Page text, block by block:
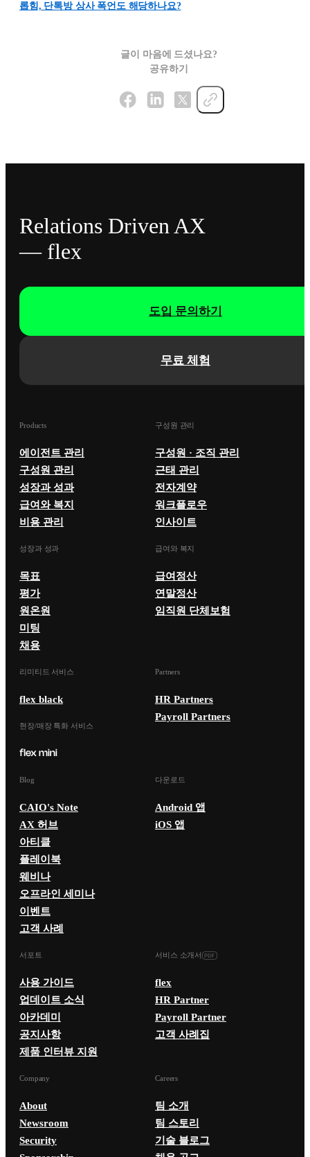
롭힘, 단톡방 상사 폭언도 해당하나요?
글이 마음에 드셨나요?
공유하기
Relations Driven AX
— flex
무료 체험
도입 문의하기
Products
에이전트 관리
구성원 관리
성장과 성과
급여와 복지
비용 관리
구성원 관리
구성원 · 조직 관리
근태 관리
전자계약
워크플로우
인사이트
성장과 성과
목표
평가
원온원
미팅
채용
급여와 복지
급여정산
연말정산
임직원 단체보험
리미티드 서비스
flex black
현장/매장 특화 서비스
Partners
HR Partners
Payroll Partners
Blog
CAIO's Note
AX 허브
아티클
플레이북
웨비나
오프라인 세미나
이벤트
고객 사례
다운로드
Android 앱
iOS 앱
서포트
사용 가이드
업데이트 소식
아카데미
공지사항
제품 인터뷰 지원
서비스 소개서
flex
HR Partner
Payroll Partner
고객 사례집
Company
About
Newsroom
Security
Careers
팀 소개
팀 스토리
기술 블로그